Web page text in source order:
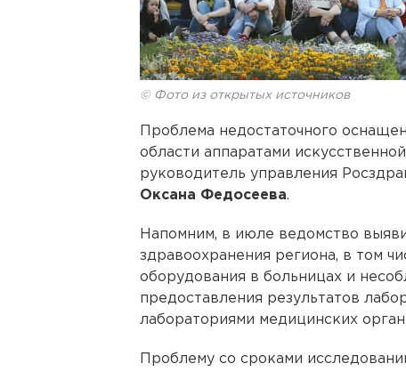
© Фото из открытых источников
Проблема недостаточного
области аппаратами
руководитель управления
Оксана Федосеева.
Напомним, в июле ведомство
здравоохранения региона, в том
оборудования в больницах и
предоставления результатов
лабораториями медицинских
Проблему со сроками